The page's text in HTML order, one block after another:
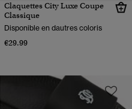
Claquettes City Luxe Coupe
Classique
Disponible en dautres coloris
€29.99